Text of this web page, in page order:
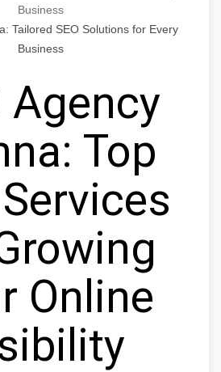
Business
Tailored SEO Solutions for Every
Business
Agency
Top
Online